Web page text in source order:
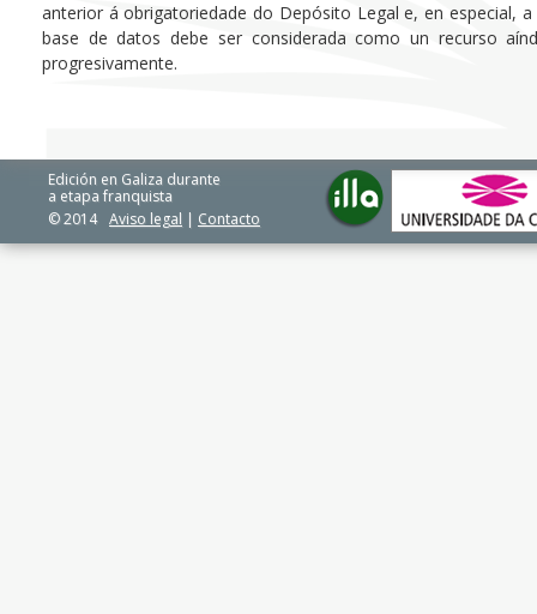
anterior á obrigatoriedade do Depósito Legal e, en especial,
base de datos debe ser considerada como un recurso
progresivamente.
Edición en Galiza durante
a etapa franquista
© 2014 Aviso legal | Contacto